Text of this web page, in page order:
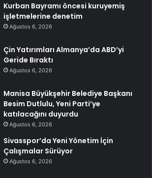
Kurban Bayramı öncesi kuruyemiş
işletmelerine denetim
Ağustos 6, 2026
Çin Yatırımları Almanya’da ABD’yi
Geride Bıraktı
Ağustos 6, 2026
Manisa Büyükşehir Belediye Başkanı
Besim Dutlulu, Yeni Parti’ye
katılacağını duyurdu
Ağustos 6, 2026
Sivasspor’da Yeni Yönetim İçin
Çalışmalar Sürüyor
Ağustos 6, 2026